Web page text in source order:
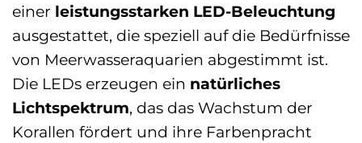
einer leistungsstarken LED-Beleuchtung
ausgestattet, die speziell auf die Bedürfnisse
von Meerwasseraquarien abgestimmt ist.
Die LEDs erzeugen ein natürliches
Lichtspektrum, das das Wachstum der
Korallen fördert und ihre Farbenpracht